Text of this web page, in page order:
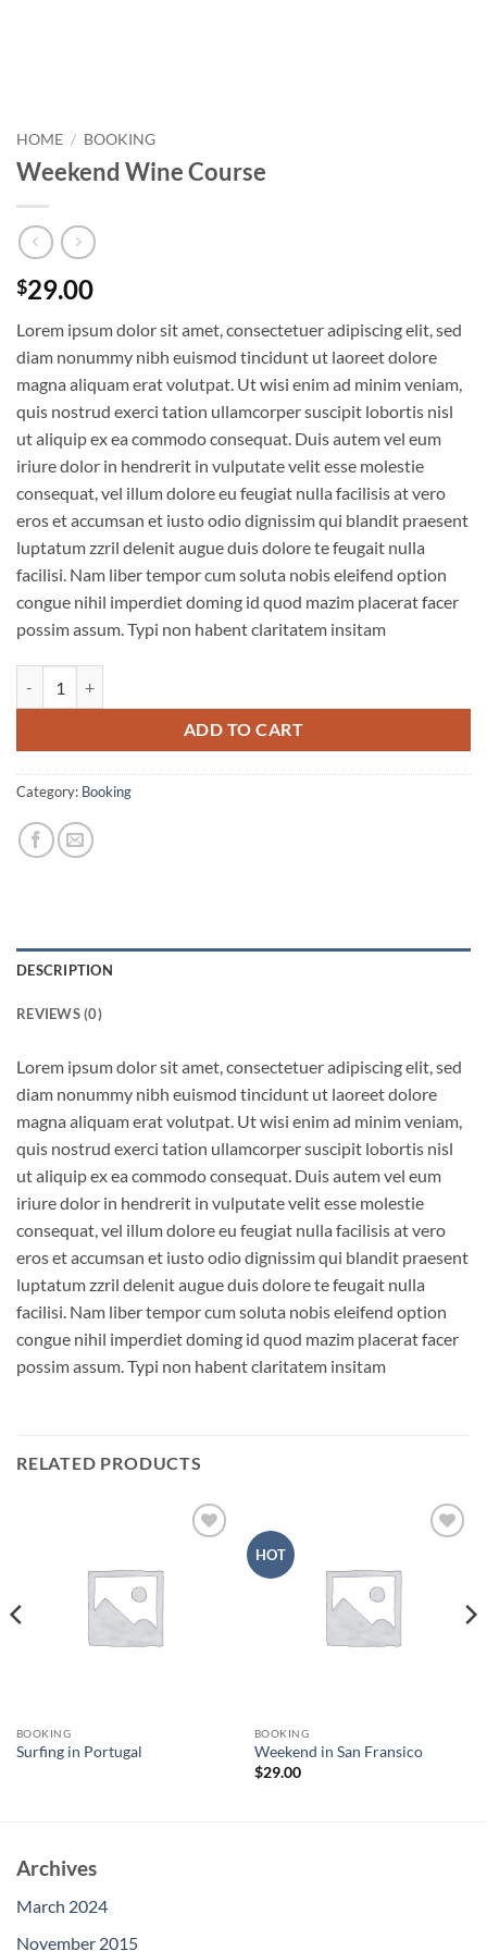
HOME / BOOKING
Weekend Wine Course
$29.00
Lorem ipsum dolor sit amet, consectetuer adipiscing elit, sed
diam nonummy nibh euismod tincidunt ut laoreet dolore
magna aliquam erat volutpat. Ut wisi enim ad minim veniam,
quis nostrud exerci tation ullamcorper suscipit lobortis nisl
ut aliquip ex ea commodo consequat. Duis autem vel eum
iriure dolor in hendrerit in vulputate velit esse molestie
consequat, vel illum dolore eu feugiat nulla facilisis at vero
eros et accumsan et iusto odio dignissim qui blandit praesent
luptatum zzril delenit augue duis dolore te feugait nulla
facilisi. Nam liber tempor cum soluta nobis eleifend option
congue nihil imperdiet doming id quod mazim placerat facer
possim assum. Typi non habent claritatem insitam
ADD TO CART
Category: Booking
DESCRIPTION
REVIEWS (0)
Lorem ipsum dolor sit amet, consectetuer adipiscing elit, sed
diam nonummy nibh euismod tincidunt ut laoreet dolore
magna aliquam erat volutpat. Ut wisi enim ad minim veniam,
quis nostrud exerci tation ullamcorper suscipit lobortis nisl
ut aliquip ex ea commodo consequat. Duis autem vel eum
iriure dolor in hendrerit in vulputate velit esse molestie
consequat, vel illum dolore eu feugiat nulla facilisis at vero
eros et accumsan et iusto odio dignissim qui blandit praesent
luptatum zzril delenit augue duis dolore te feugait nulla
facilisi. Nam liber tempor cum soluta nobis eleifend option
congue nihil imperdiet doming id quod mazim placerat facer
possim assum. Typi non habent claritatem insitam
RELATED PRODUCTS
BOOKING
Surfing in Portugal
HOT
BOOKING
Weekend in San Fransico
$29.00
Archives
March 2024
November 2015